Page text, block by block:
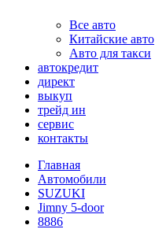
Все авто
Китайские авто
Авто для такси
автокредит
директ
выкуп
трейд ин
сервис
контакты
Главная
Автомобили
SUZUKI
Jimny 5-door
8886